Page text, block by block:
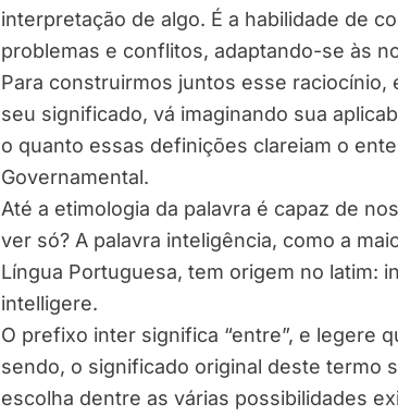
interpretação de algo. É a habilidade de
problemas e conflitos, adaptando-se às
Para construirmos juntos esse
seu significado, vá imaginando sua
o quanto essas definições clareiam o
Governamental.
Até a etimologia da palavra é capaz de
ver só? A palavra inteligência, como a
Língua Portuguesa, tem origem no latim:
intelligere.
O prefixo inter significa “entre”, e legere
sendo, o significado original deste termo
escolha dentre as várias possibilidades